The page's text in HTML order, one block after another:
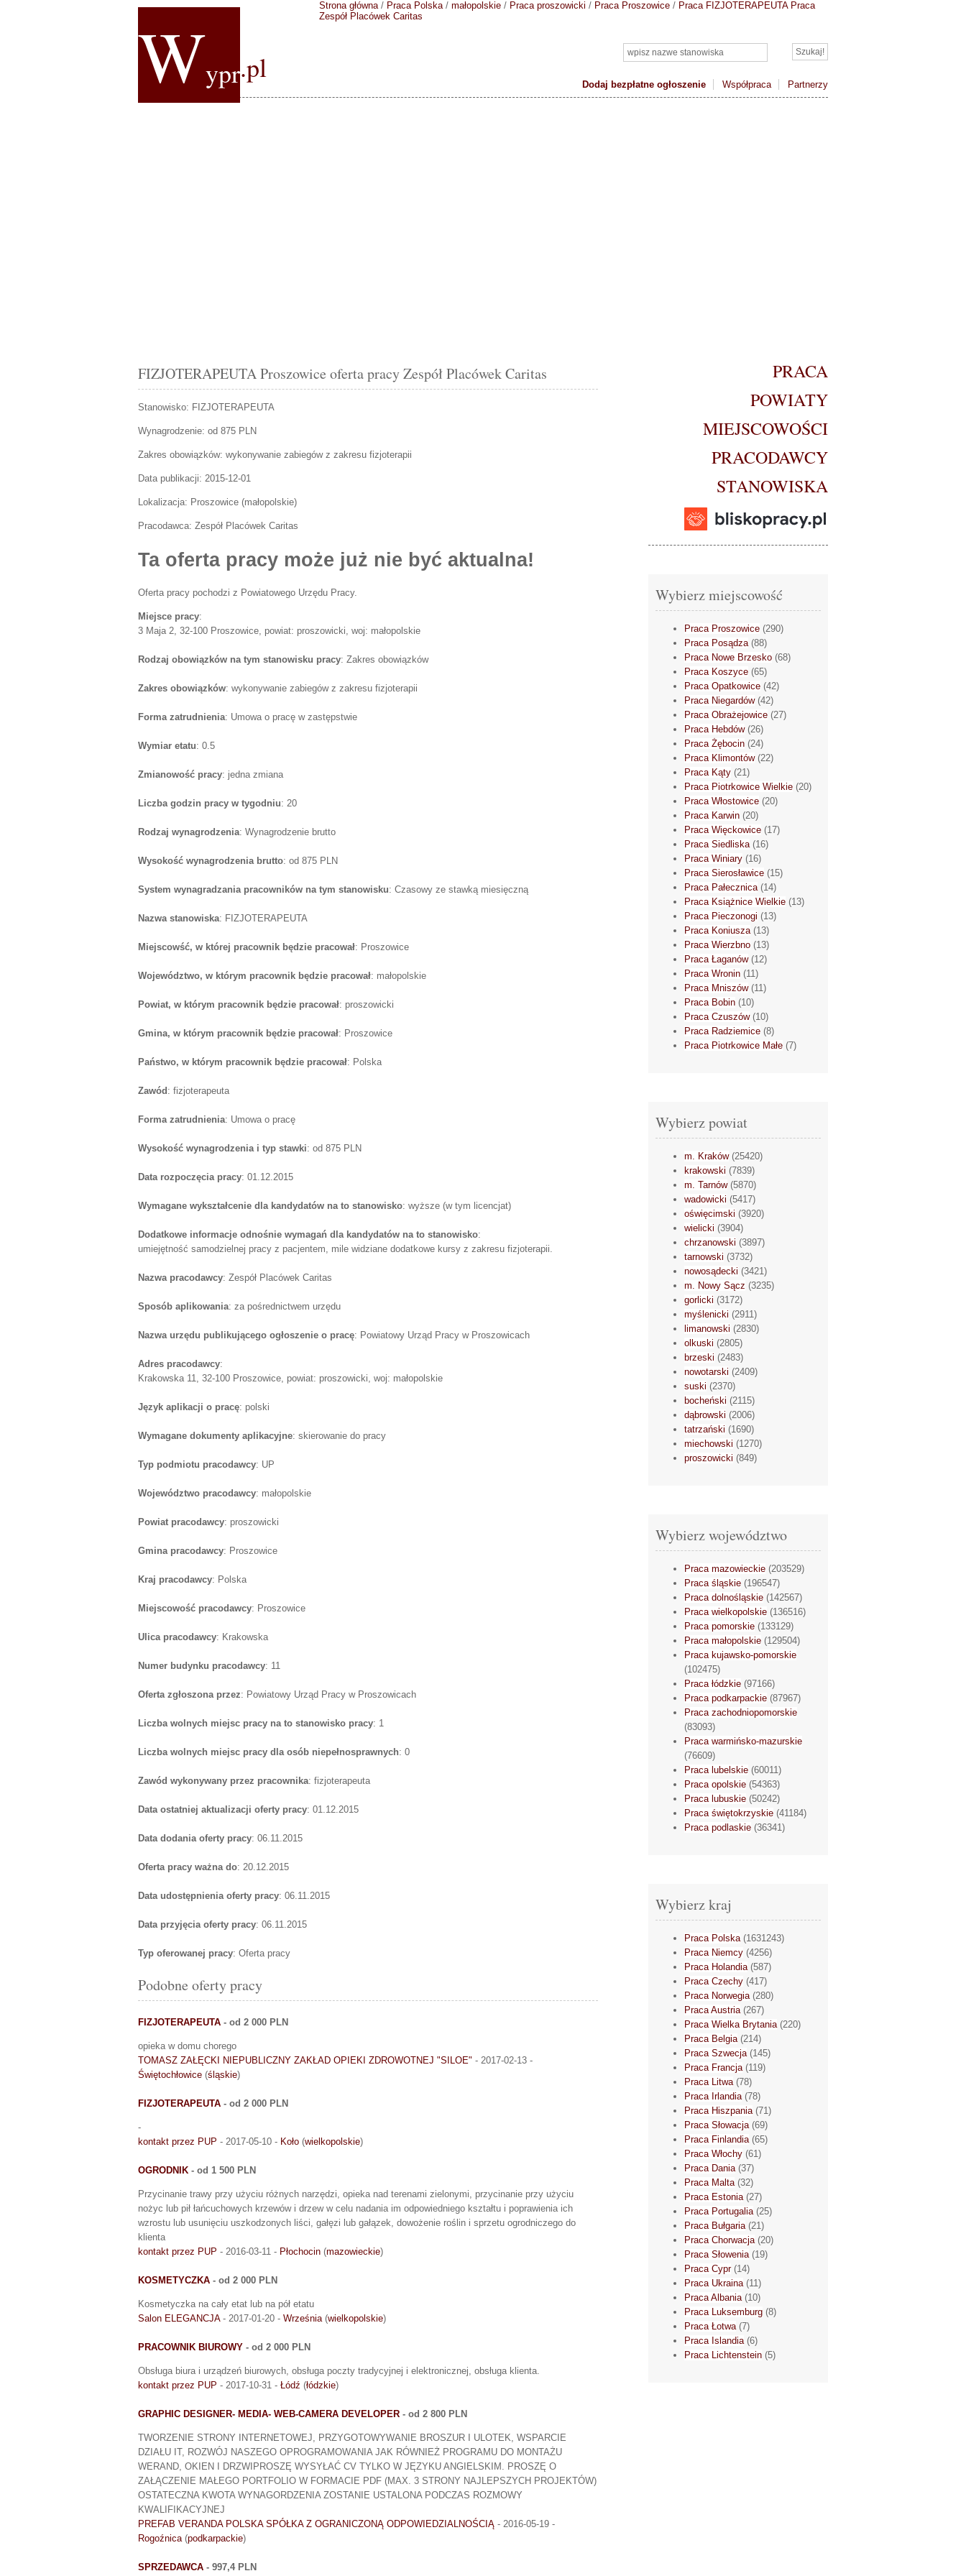
Wypr.pl
Dodaj bezpłatne ogłoszenie Współpraca Partnerzy
Strona główna/ Praca Polska/ małopolskie / Praca proszowicki / Praca Proszowice / Praca FIZJOTERAPEUTA Praca
Zespół Placówek Caritas
FIZJOTERAPEUTA Proszowice oferta pracy Zespół Placówek Caritas
Stanowisko: FIZJOTERAPEUTA
Wynagrodzenie: od 875 PLN
Zakres obowiązków: wykonywanie zabiegów z zakresu fizjoterapii
Data publikacji: 2015-12-01
Lokalizacja: Proszowice (małopolskie)
Pracodawca: Zespół Placówek Caritas
Ta oferta pracy może już nie być aktualna!
Oferta pracy pochodzi z Powiatowego Urzędu Pracy.
Miejsce pracy:
3 Maja 2, 32-100 Proszowice, powiat: proszowicki, woj: małopolskie
Rodzaj obowiązków na tym stanowisku pracy: Zakres obowiązków
Zakres obowiązków: wykonywanie zabiegów z zakresu fizjoterapii
Forma zatrudnienia: Umowa o pracę w zastępstwie
Wymiar etatu: 0.5
Zmianowość pracy: jedna zmiana
Liczba godzin pracy w tygodniu: 20
Rodzaj wynagrodzenia: Wynagrodzenie brutto
Wysokość wynagrodzenia brutto: od 875 PLN
System wynagradzania pracowników na tym stanowisku: Czasowy ze stawką miesięczną
Nazwa stanowiska: FIZJOTERAPEUTA
Miejscowść, w której pracownik będzie pracował: Proszowice
Województwo, w którym pracownik będzie pracował: małopolskie
Powiat, w którym pracownik będzie pracował: proszowicki
Gmina, w którym pracownik będzie pracował: Proszowice
Państwo, w którym pracownik będzie pracował: Polska
Zawód : fizjoterapeuta
Forma zatrudnienia: Umowa o pracę
Wysokość wynagrodzenia i typ stawki: od 875 PLN
Data rozpoczęcia pracy: 01.12.2015
Wymagane wykształcenie dla kandydatów na to stanowisko: wyższe (w tym licencjat)
Dodatkowe informacje odnośnie wymagań dla kandydatów na to stanowisko:
umiejętność samodzielnej pracy z pacjentem, mile widziane dodatkowe kursy z zakresu fizjoterapii.
Nazwa pracodawcy: Zespół Placówek Caritas
Sposób aplikowania: za pośrednictwem urzędu
Nazwa urzędu publikującego ogłoszenie o pracę: Powiatowy Urząd Pracy w Proszowicach
Adres pracodawcy:
Krakowska 11, 32-100 Proszowice, powiat: proszowicki, woj: małopolskie
Język aplikacji o pracę: polski
Wymagane dokumenty aplikacyjne: skierowanie do pracy
Typ podmiotu pracodawcy: UP
Województwo pracodawcy: małopolskie
Powiat pracodawcy: proszowicki
Gmina pracodawcy: Proszowice
Kraj pracodawcy: Polska
Miejscowość pracodawcy: Proszowice
Ulica pracodawcy: Krakowska
Numer budynku pracodawcy: 11
Oferta zgłoszona przez: Powiatowy Urząd Pracy w Proszowicach
Liczba wolnych miejsc pracy na to stanowisko pracy: 1
Liczba wolnych miejsc pracy dla osób niepełnosprawnych: 0
Zawód wykonywany przez pracownika: fizjoterapeuta
Data ostatniej aktualizacji oferty pracy: 01.12.2015
Data dodania oferty pracy: 06.11.2015
Oferta pracy ważna do: 20.12.2015
Data udostępnienia oferty pracy: 06.11.2015
Data przyjęcia oferty pracy: 06.11.2015
Typ oferowanej pracy: Oferta pracy
Podobne oferty pracy
FIZJOTERAPEUTA - od 2 000 PLN
opieka w domu chorego
TOMASZ ZAŁĘCKI NIEPUBLICZNY ZAKŁAD OPIEKI ZDROWOTNEJ "SILOE" - 2017-02-13 -
Świętochłowice (śląskie)
FIZJOTERAPEUTA - od 2 000 PLN
-
kontakt przez PUP - 2017-05-10 - Koło (wielkopolskie)
OGRODNIK - od 1 500 PLN
Przycinanie trawy przy użyciu różnych narzędzi, opieka nad terenami zielonymi, przycinanie przy użyciu
nożyc lub pił łańcuchowych krzewów i drzew w celu nadania im odpowiedniego kształtu i poprawienia ich
wzrostu lub usunięciu uszkodzonych liści, gałęzi lub gałązek, dowożenie roślin i sprzetu ogrodniczego do
klienta
kontakt przez PUP - 2016-03-11 - Płochocin (mazowieckie)
KOSMETYCZKA - od 2 000 PLN
Kosmetyczka na cały etat lub na pół etatu
Salon ELEGANCJA- 2017-01-20 - Września(wielkopolskie)
PRACOWNIK BIUROWY - od 2 000 PLN
Obsługa biura i urządzeń biurowych, obsługa poczty tradycyjnej i elektronicznej, obsługa klienta.
kontakt przez PUP - 2017-10-31 - Łódź (łódzkie)
GRAPHIC DESIGNER- MEDIA- WEB-CAMERA DEVELOPER - od 2 800 PLN
TWORZENIE STRONY INTERNETOWEJ, PRZYGOTOWYWANIE BROSZUR I ULOTEK, WSPARCIE
DZIAŁU IT, ROZWÓJ NASZEGO OPROGRAMOWANIA JAK RÓWNIEŻ PROGRAMU DO MONTAŻU
WERAND, OKIEN I DRZWIPROSZĘ WYSYŁAĆ CV TYLKO W JĘZYKU ANGIELSKIM. PROSZĘ O
ZAŁĄCZENIE MAŁEGO PORTFOLIO W FORMACIE PDF (MAX. 3 STRONY NAJLEPSZYCH PROJEKTÓW)
OSTATECZNA KWOTA WYNAGORDZENIA ZOSTANIE USTALONA PODCZAS ROZMOWY
KWALIFIKACYJNEJ
PREFAB VERANDA POLSKA SPÓŁKA Z OGRANICZONĄ ODPOWIEDZIALNOŚCIĄ - 2016-05-19 -
Rogoźnica(podkarpackie)
SPRZEDAWCA - 997,4 PLN
PRACA
POWIATY
MIEJSCOWOŚCI
PRACODAWCY
STANOWISKA
Wybierz miejscowość
Praca Proszowice (290)
Praca Posądza(88)
Praca Nowe Brzesko (68)
Praca Koszyce (65)
Praca Opatkowice (42)
Praca Niegardów(42)
Praca Obrażejowice (27)
Praca Hebdów(26)
Praca Żębocin (24)
Praca Klimontów(22)
Praca Kąty (21)
Praca Piotrkowice Wielkie (20)
Praca Włostowice (20)
Praca Karwin (20)
Praca Więckowice (17)
Praca Siedliska(16)
Praca Winiary (16)
Praca Sierosławice (15)
Praca Pałecznica(14)
Praca Książnice Wielkie (13)
Praca Pieczonogi (13)
Praca Koniusza(13)
Praca Wierzbno (13)
Praca Łaganów(12)
Praca Wronin (11)
Praca Mniszów(11)
Praca Bobin (10)
Praca Czuszów(10)
Praca Radziemice (8)
Praca Piotrkowice Małe (7)
Wybierz powiat
m. Kraków(25420)
krakowski (7839)
m. Tarnów(5870)
wadowicki (5417)
oświęcimski (3920)
wielicki (3904)
chrzanowski (3897)
tarnowski (3732)
nowosądecki (3421)
m. Nowy Sącz (3235)
gorlicki (3172)
myślenicki (2911)
limanowski (2830)
olkuski (2805)
brzeski (2483)
nowotarski (2409)
suski (2370)
bocheński (2115)
dąbrowski (2006)
tatrzański (1690)
miechowski (1270)
proszowicki (849)
Wybierz województwo
Praca mazowieckie (203529)
Praca śląskie (196547)
Praca dolnośląskie (142567)
Praca wielkopolskie (136516)
Praca pomorskie (133129)
Praca małopolskie (129504)
Praca kujawsko-pomorskie
(102475)
Praca łódzkie (97166)
Praca podkarpackie (87967)
Praca zachodniopomorskie
(83093)
Praca warmińsko-mazurskie
(76609)
Praca lubelskie (60011)
Praca opolskie (54363)
Praca lubuskie (50242)
Praca świętokrzyskie (41184)
Praca podlaskie (36341)
Wybierz kraj
Praca Polska(1631243)
Praca Niemcy (4256)
Praca Holandia(587)
Praca Czechy (417)
Praca Norwegia(280)
Praca Austria(267)
Praca Wielka Brytania(220)
Praca Belgia(214)
Praca Szwecja(145)
Praca Francja(119)
Praca Litwa(78)
Praca Irlandia(78)
Praca Hiszpania(71)
Praca Słowacja(69)
Praca Finlandia(65)
Praca Włochy (61)
Praca Dania(37)
Praca Malta(32)
Praca Estonia(27)
Praca Portugalia(25)
Praca Bułgaria(21)
Praca Chorwacja(20)
Praca Słowenia(19)
Praca Cypr(14)
Praca Ukraina(11)
Praca Albania(10)
Praca Luksemburg (8)
Praca Łotwa(7)
Praca Islandia(6)
Praca Lichtenstein (5)